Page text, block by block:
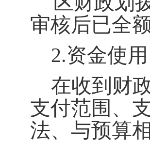
审核后已全
2.资金使用
在收到财
支付范围、
法、与预算相